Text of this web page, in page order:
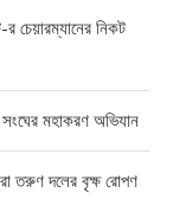
চেয়ারম্যানের নিকট
সংঘের মহাকরণ অভিযান
তরুণ দলের বৃক্ষ রোপণ